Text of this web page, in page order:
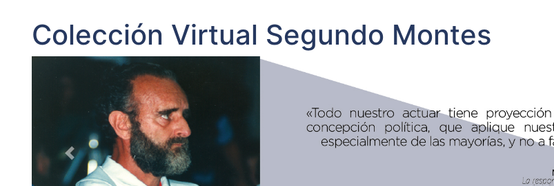
Colección Virtual Segundo Montes